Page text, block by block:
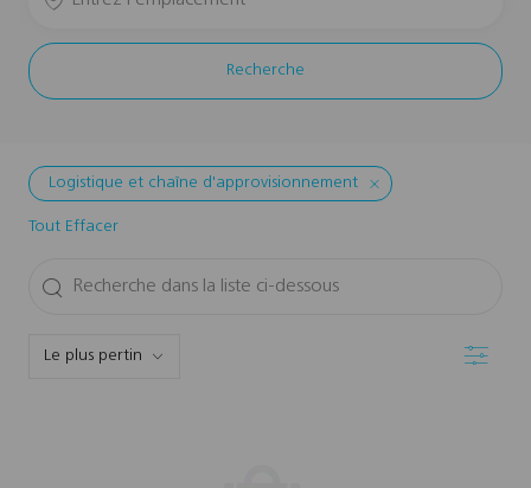
Recherche
Logistique et chaîne d'approvisionnement
Tout Effacer
Recherche
Filtre